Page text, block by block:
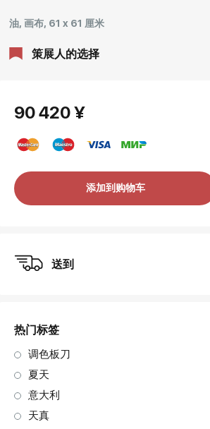
油, 画布, 61 x 61 厘米
策展人的选择
90 420 ¥
画框价格 添加到购物车
送到
热门标签
调色板刀
夏天
意大利
天真